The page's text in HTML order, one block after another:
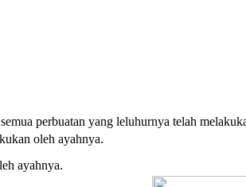
perbuatan yang leluhurnya telah
oleh ayahnya.
ayahnya.